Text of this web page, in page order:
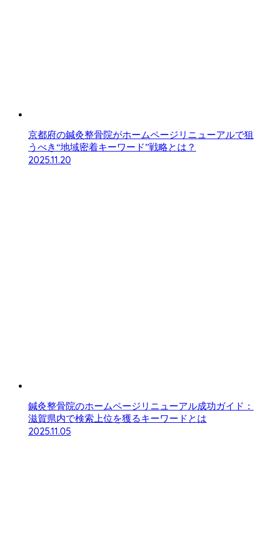
京都府の鍼灸整骨院がホームページリニューアルで狙
うべき“地域密着キーワード”戦略とは？
2025.11.20
鍼灸整骨院のホームページリニューアル成功ガイド：
滋賀県内で検索上位を獲るキーワードとは
2025.11.05